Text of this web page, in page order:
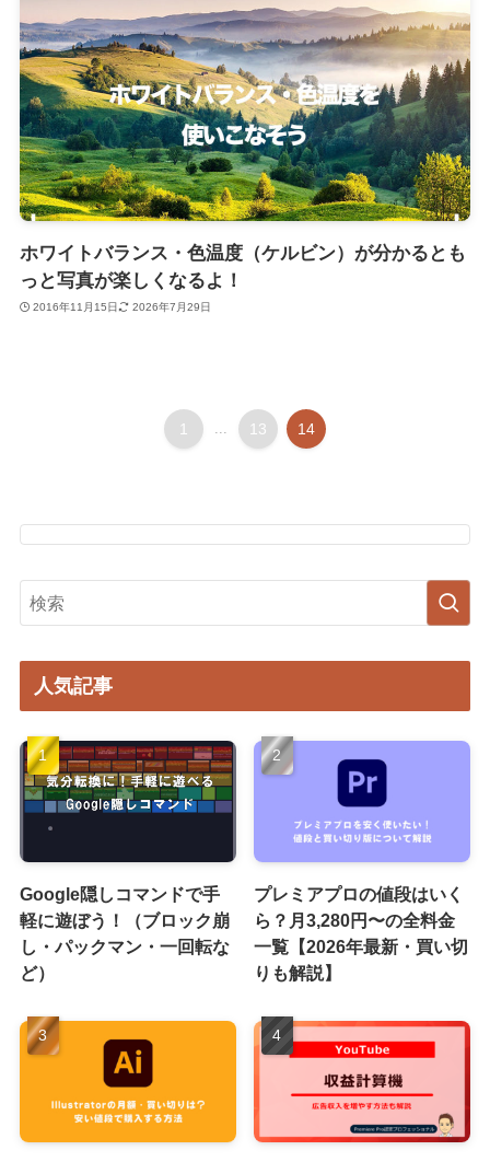
ホワイトバランス・色温度（ケルビン）が分かるとも
っと写真が楽しくなるよ！
2016年11月15日 2026年7月29日
1 ... 13 14
人気記事
Google隠しコマンドで手
軽に遊ぼう！（ブロック崩
し・パックマン・一回転な
ど）
プレミアプロの値段はいく
ら？月3,280円〜の全料金
一覧【2026年最新・買い切
りも解説】